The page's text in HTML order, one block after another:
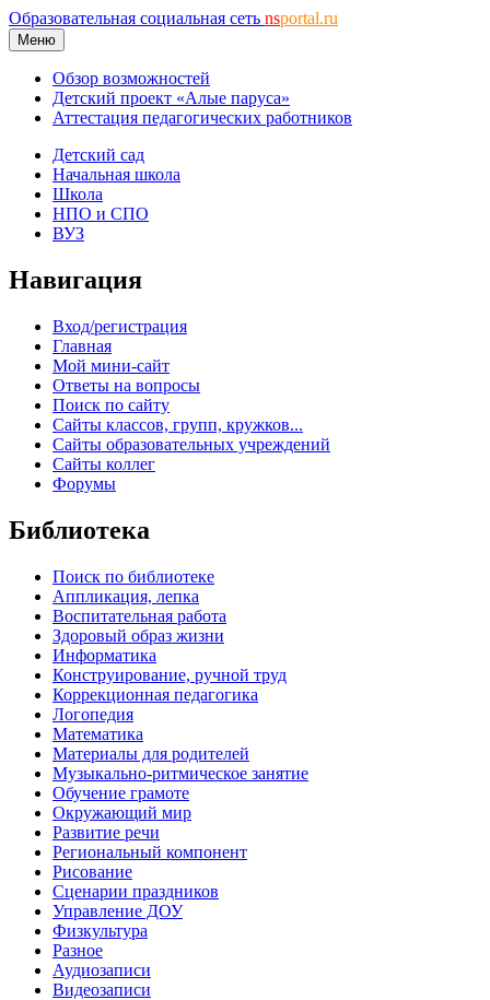
Образовательная социальная сеть nsportal.ru
Меню
Обзор возможностей
Детский проект «Алые паруса»
Аттестация педагогических работников
Детский сад
Начальная школа
Школа
НПО и СПО
ВУЗ
Навигация
Вход/регистрация
Главная
Мой мини-сайт
Ответы на вопросы
Поиск по сайту
Сайты классов, групп, кружков...
Сайты образовательных учреждений
Сайты коллег
Форумы
Библиотека
Поиск по библиотеке
Аппликация, лепка
Воспитательная работа
Здоровый образ жизни
Информатика
Конструирование, ручной труд
Коррекционная педагогика
Логопедия
Математика
Материалы для родителей
Музыкально-ритмическое занятие
Обучение грамоте
Окружающий мир
Развитие речи
Региональный компонент
Рисование
Сценарии праздников
Управление ДОУ
Физкультура
Разное
Аудиозаписи
Видеозаписи